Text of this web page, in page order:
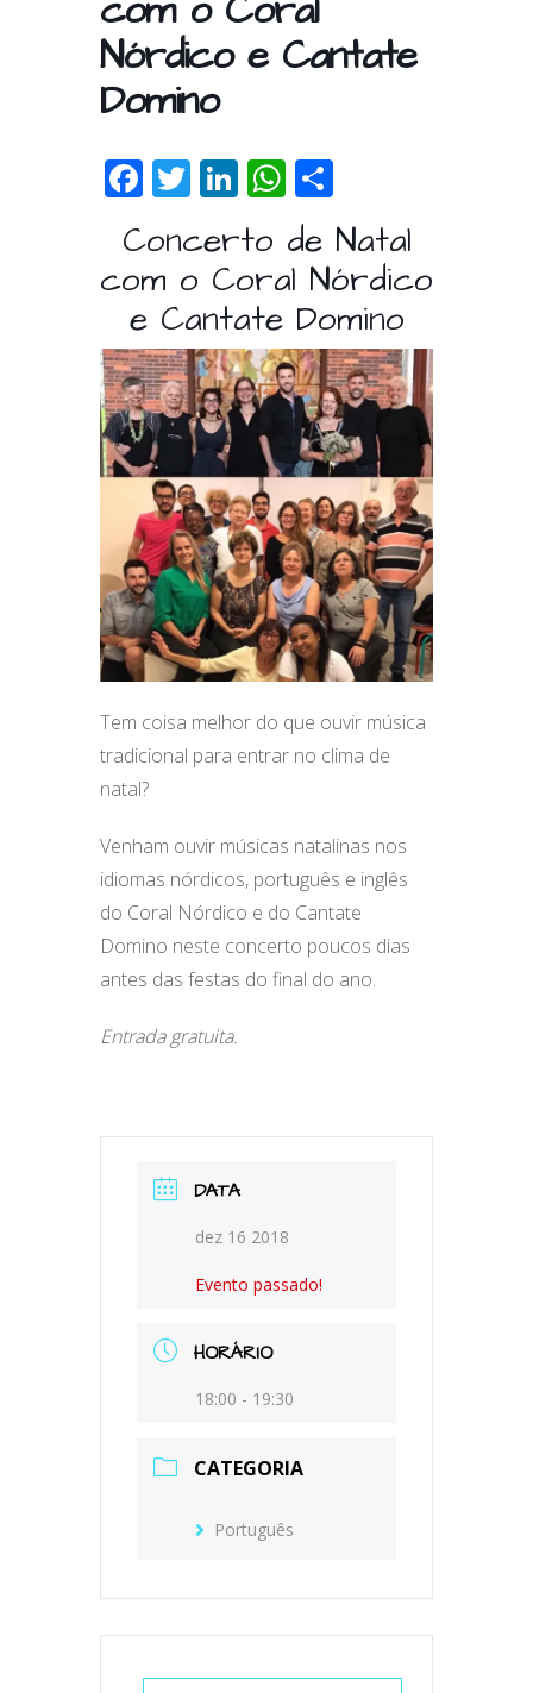
Nórdico e Cantate
Domino
F
e
b
o
o
k
T
itt
er
Li
n
k
e
dI
n
W
h
at
s
A
p
p
h
ar
e
Concerto de Natal
com o Coral Nórdico
e Cantate Domino
Tem coisa melhor do que ouvir música
tradicional para entrar no clima de
natal?
Venham ouvir músicas natalinas nos
idiomas nórdicos, português e inglês
do Coral Nórdico e do Cantate
Domino neste concerto poucos dias
antes das festas do final do ano.
Entrada gratuita.
DATA
dez 16 2018
Evento passado!
HORÁRIO
18:00 - 19:30
CATEGORIA
Português